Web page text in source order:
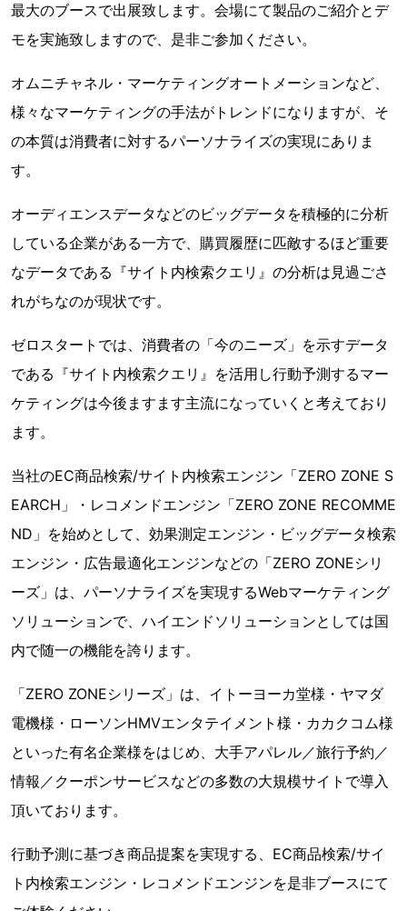
最大のブースで出展致します。会場にて製品のご紹介とデ
モを実施致しますので、是非ご参加ください。
オムニチャネル・マーケティングオートメーションなど、
様々なマーケティングの手法がトレンドになりますが、そ
の本質は消費者に対するパーソナライズの実現にありま
す。
オーディエンスデータなどのビッグデータを積極的に分析
している企業がある一方で、購買履歴に匹敵するほど重要
なデータである『サイト内検索クエリ』の分析は見過ごさ
れがちなのが現状です。
ゼロスタートでは、消費者の「今のニーズ」を示すデータ
である『サイト内検索クエリ』を活用し行動予測するマー
ケティングは今後ますます主流になっていくと考えており
ます。
当社のEC商品検索/サイト内検索エンジン「ZERO ZONE S
EARCH」・レコメンドエンジン「ZERO ZONE RECOMME
ND」を始めとして、効果測定エンジン・ビッグデータ検索
エンジン・広告最適化エンジンなどの「ZERO ZONEシリ
ーズ」は、パーソナライズを実現するWebマーケティング
ソリューションで、ハイエンドソリューションとしては国
内で随一の機能を誇ります。
「ZERO ZONEシリーズ」は、イトーヨーカ堂様・ヤマダ
電機様・ローソンHMVエンタテイメント様・カカクコム様
といった有名企業様をはじめ、大手アパレル／旅行予約／
情報／クーポンサービスなどの多数の大規模サイトで導入
頂いております。
行動予測に基づき商品提案を実現する、EC商品検索/サイ
ト内検索エンジン・レコメンドエンジンを是非ブースにて